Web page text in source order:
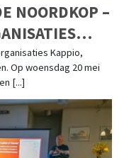
NOORDKOP –
SLUITEN
Kappio,
Op woensdag 20 mei
[...]